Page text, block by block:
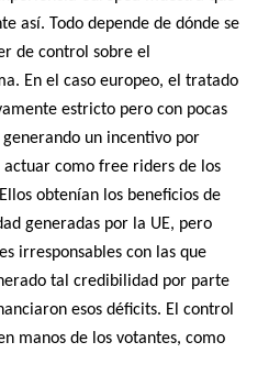
así. Todo depende de dónde se
de control sobre el
En el caso europeo, el tratado
estricto pero con pocas
un incentivo por
actuar como free riders de los
obtenían los beneficios de
generadas por la UE, pero
irresponsables con las que
tal credibilidad por parte
esos déficits. El control
manos de los votantes, como